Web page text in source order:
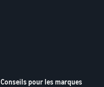
Conseils pour les marques